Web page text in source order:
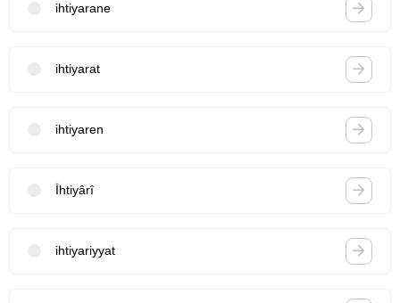
ihtiyarane
ihtiyarat
ihtiyaren
İhtiyârî
ihtiyariyyat